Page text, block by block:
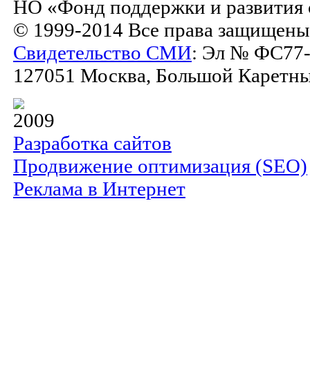
НО «Фонд поддержки и развития
© 1999-2014 Все права
Свидетельство СМИ: Эл № ФС77-
127051 Москва, Большой
2009
Разработка сайтов
Продвижение оптимизация (SEO)
Реклама в Интернет